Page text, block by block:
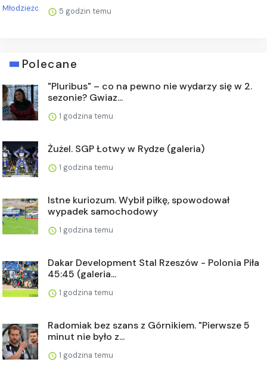
5 godzin temu
Polecane
"Pluribus" – co na pewno nie wydarzy się w 2.
sezonie? Gwiaz...
1 godzina temu
Żużel. SGP Łotwy w Rydze (galeria)
1 godzina temu
Istne kuriozum. Wybił piłkę, spowodował
wypadek samochodowy
1 godzina temu
Dakar Development Stal Rzeszów - Polonia Piła
45:45 (galeria...
1 godzina temu
Radomiak bez szans z Górnikiem. "Pierwsze 5
minut nie było z...
1 godzina temu